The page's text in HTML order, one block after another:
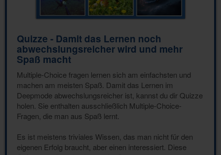
Quizze - Damit das Lernen noch
abwechslungsreicher wird und mehr
Spaß macht
Multiple-Choice fragen lernen sich am einfachsten und
machen am meisten Spaß. Damit das Lernen im
Deepmode abwechslungsreicher ist, kannst du dir Quizze
holen. Sie enthalten ausschließlich Multiple-Choice-
Fragen, die man aus Spaß lernt.
Es ist meistens triviales Wissen, das man nicht für den
eigenen Erfolg braucht, aber einen interessiert. Diese